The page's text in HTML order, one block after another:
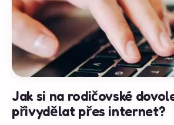
Jak si na rodičovské
přivydělat přes internet?